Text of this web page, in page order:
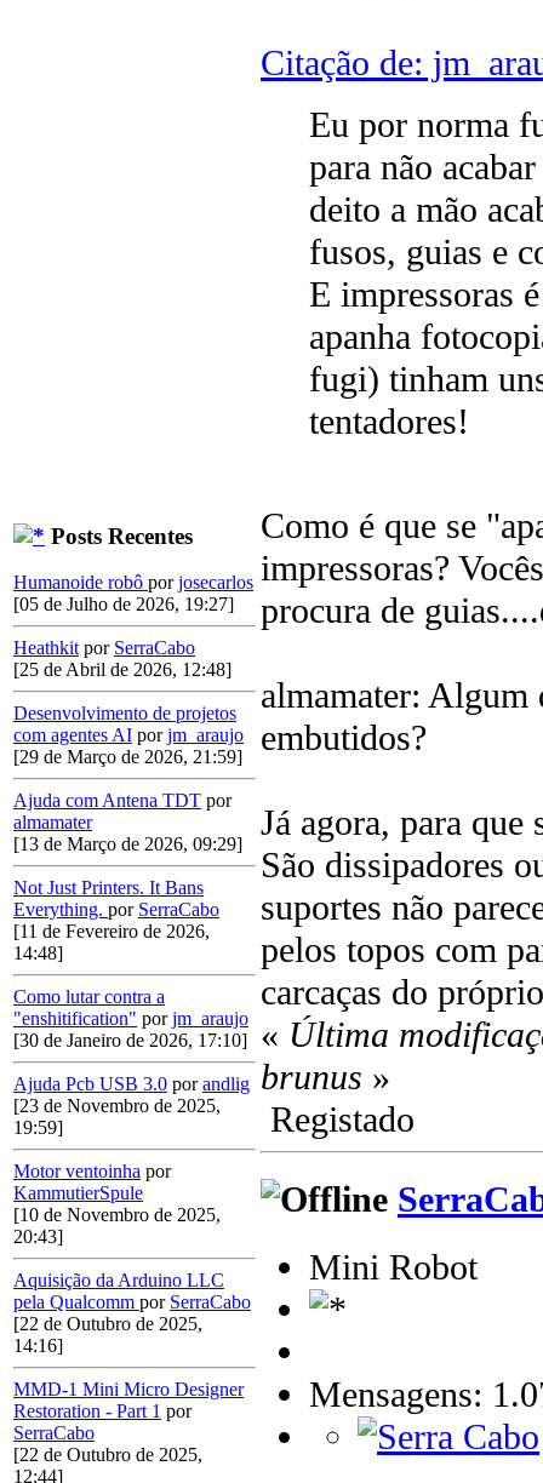
Posts Recentes
Humanoide robô porjosecarlos
[05 de Julho de 2026, 19:27]
Heathkit por SerraCabo
[25 de Abril de 2026, 12:48]
Desenvolvimento de projetos
com agentes AI porjm_araujo
[29 de Março de 2026, 21:59]
Ajuda com Antena TDT por
almamater
[13 de Março de 2026, 09:29]
Not Just Printers. It Bans
Everything. por SerraCabo
[11 de Fevereiro de 2026,
14:48]
Como lutar contra a
"enshitification" porjm_araujo
[30 de Janeiro de 2026, 17:10]
Ajuda Pcb USB 3.0 porandlig
[23 de Novembro de 2025,
19:59]
Motor ventoinha por
KammutierSpule
[10 de Novembro de 2025,
20:43]
Aquisição da Arduino LLC
pela Qualcomm por SerraCabo
[22 de Outubro de 2025,
14:16]
MMD-1 Mini Micro Designer
Restoration - Part 1 por
SerraCabo
[22 de Outubro de 2025,
12:44]
Citação de:
Eu por norma
para não
deito a mão
fusos, guias e
E impressoras
apanha
fugi) tinham
tentadores!
Como é que se
impressoras?
procura de
almamater: Algum
embutidos?
Já agora, para que
São dissipadores
suportes não
pelos topos com
carcaças do
« Última
brunus »
Registado
Mini Robot
Mensagens: